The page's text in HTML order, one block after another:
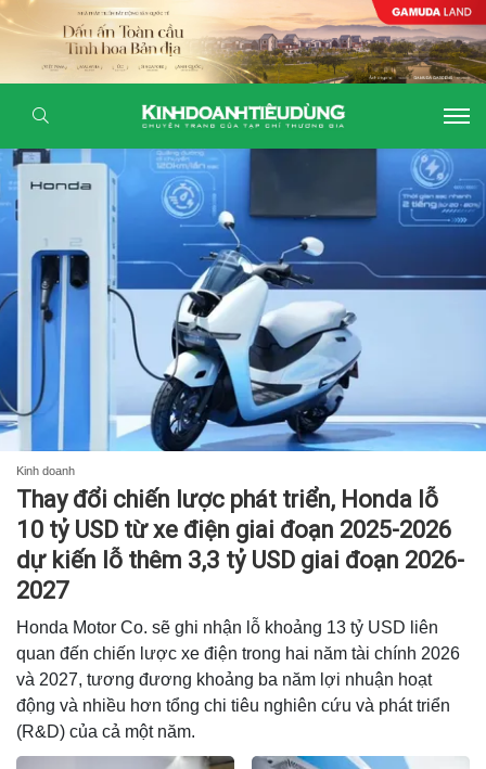
Kinh doanh
Thay đổi chiến lược phát triển, Honda lỗ
10 tỷ USD từ xe điện giai đoạn 2025-2026
dự kiến lỗ thêm 3,3 tỷ USD giai đoạn 2026-
2027
Honda Motor Co. sẽ ghi nhận lỗ khoảng 13 tỷ USD liên
quan đến chiến lược xe điện trong hai năm tài chính 2026
và 2027, tương đương khoảng ba năm lợi nhuận hoạt
động và nhiều hơn tổng chi tiêu nghiên cứu và phát triển
(R&D) của cả một năm.